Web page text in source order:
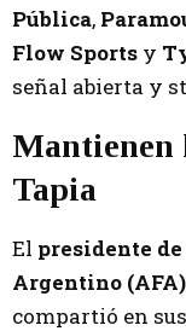
Pública,
Flow Sports y
señal abierta y
Mantienen
Tapia
El presidente
Argentino (AFA)
compartió en